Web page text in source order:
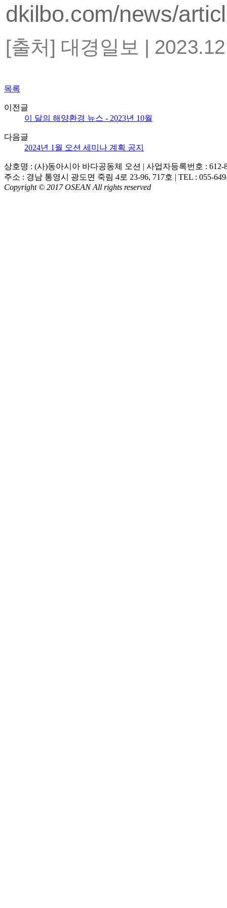
dkilbo.com/news/
[출처] 대경일보 |
목록
이전글
이 달의 해양환경 뉴스 - 2023년 10월
다음글
2024년 1월 오션 세미나 계획 공지
상호명 : (사)동아시아 바다공동체 오션 | 사업자등록번호 : 612-
주소 : 경남 통영시 광도면 죽림 4로 23-96, 717호 | TEL : 055-
Copyright © 2017 OSEAN All rights reserved